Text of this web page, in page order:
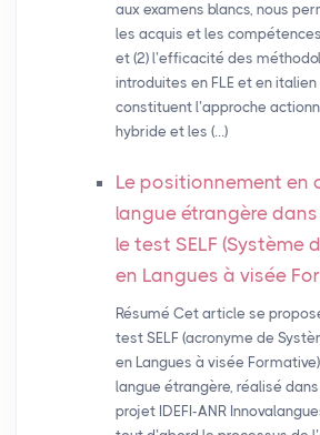
aux examens blancs, nous
les acquis et les
et (2) l’efficacité des
introduites en FLE et en
constituent l’approche
hybride et les (…)
Le positionnement en
langue étrangère dans
le test SELF (Système
en Langues à visée
Résumé Cet article se
test SELF (acronyme de
en Langues à visée
langue étrangère, réalisé
projet IDEFI-ANR